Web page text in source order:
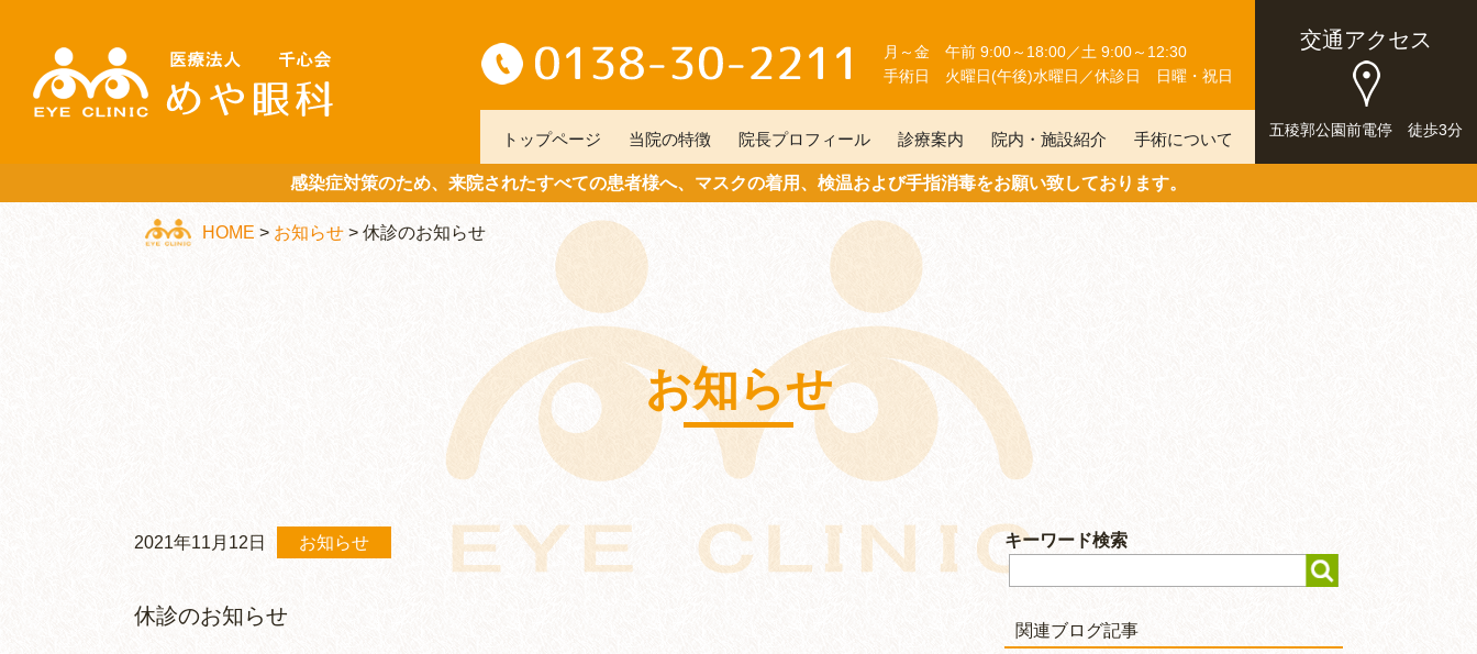
月～金 午前 9:00～18:00／土 9:00～12:30
手術日 火曜日(午後)水曜日／休診日 日曜・祝日
トップページ 当院の特徴 院長プロフィール 診療案内 院内・施設紹介 手術について
交通アクセス
五稜郭公園前電停 徒歩3分
感染症対策のため、来院されたすべての患者様へ、マスクの着用、検温および手指消毒をお願い致しております。
HOME > お知らせ > 休診のお知らせ
お知らせ
2021年11月12日 お知らせ
休診のお知らせ
キーワード検索
関連ブログ記事